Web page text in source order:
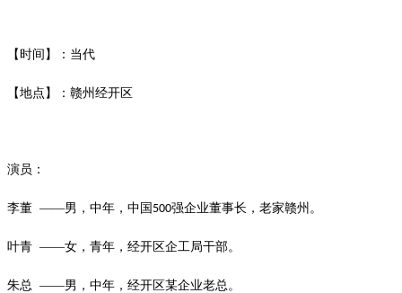
【时间】：当代
【地点】：赣州经开区
演员：
李董 ——男，中年，中国 500强企业董事长，老家赣州。
叶青 ——女，青年，经开区企工局干部。
朱总 ——男，中年，经开区某企业老总。